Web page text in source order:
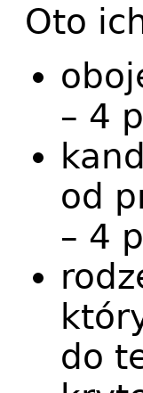
Oto
– 4
od
– 4
do